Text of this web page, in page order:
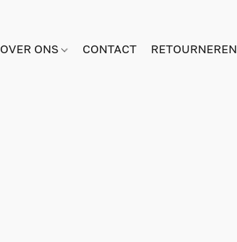
OVER ONS CONTACT RETOURNEREN